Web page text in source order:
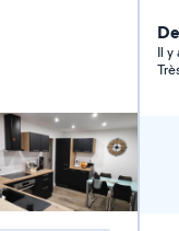
Il y